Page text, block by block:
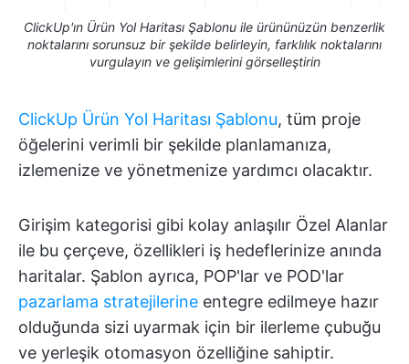
ClickUp'ın Ürün Yol Haritası Şablonu ile ürününüzün benzerlik
noktalarını sorunsuz bir şekilde belirleyin, farklılık noktalarını
vurgulayın ve gelişimlerini görselleştirin
ClickUp Ürün Yol Haritası Şablonu, tüm proje
öğelerini verimli bir şekilde planlamanıza,
izlemenize ve yönetmenize yardımcı olacaktır.
Girişim kategorisi gibi kolay anlaşılır Özel Alanlar
ile bu çerçeve, özellikleri iş hedeflerinize anında
haritalar. Şablon ayrıca, POP'lar ve POD'lar
pazarlama stratejilerine entegre edilmeye hazır
olduğunda sizi uyarmak için bir ilerleme çubuğu
ve yerleşik otomasyon özelliğine sahiptir.